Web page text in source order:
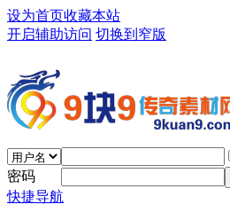
设为首页收藏本站
开启辅助访问 切换到窄版
密码
快捷导航